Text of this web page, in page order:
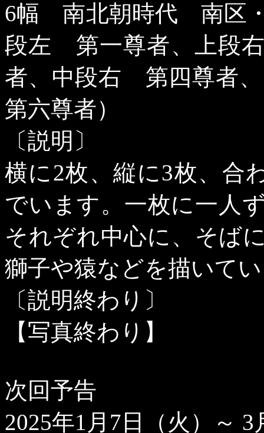
6幅 南北朝時代 南区・
段左 第一尊者、上段
者、中段右 第四尊者
第六尊者）
〔説明〕
横に2枚、縦に3枚、合
でいます。一枚に一人
それぞれ中心に、そば
獅子や猿などを描いて
〔説明終わり〕
【写真終わり】
次回予告
2025年1 月 7 日（火）～ 3